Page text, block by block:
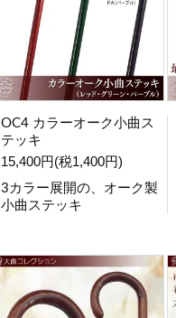
OC4 カラーオーク小曲ス
テッキ
15,400円(税1,400円)
3カラー展開の、オーク製
小曲ステッキ